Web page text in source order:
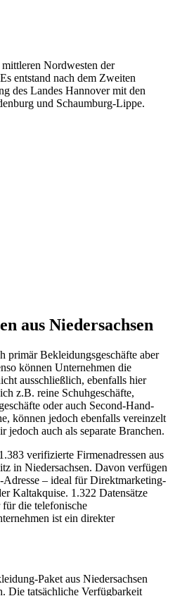
Nordwesten der
entstand nach dem Zweiten
des Landes Hannover mit den
und Schaumburg-Lippe.
aus Niedersachsen
primär Bekleidungsgeschäfte aber
können Unternehmen die
ausschließlich, ebenfalls hier
z.B. reine Schuhgeschäfte,
oder auch Second-Hand-
können jedoch ebenfalls vereinzelt
jedoch auch als separate Branchen.
1.383 verifizierte Firmenadressen aus
in Niedersachsen. Davon verfügen
– ideal für Direktmarketing-
Kaltakquise. 1.322 Datensätze
die telefonische
ist ein direkter
-Paket aus Niedersachsen
Die tatsächliche Verfügbarkeit